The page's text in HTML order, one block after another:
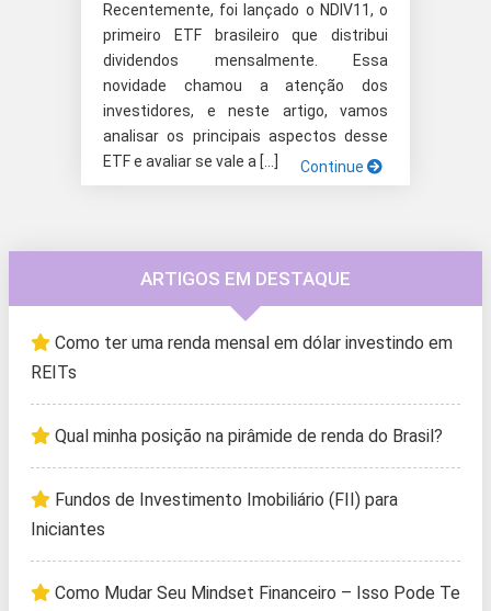
Recentemente, foi lançado o NDIV11, o
primeiro ETF brasileiro que distribui
dividendos mensalmente. Essa
novidade chamou a atenção dos
investidores, e neste artigo, vamos
analisar os principais aspectos desse
ETF e avaliar se vale a […]
Continue
ARTIGOS EM DESTAQUE
Como ter uma renda mensal em dólar investindo em
REITs
Qual minha posição na pirâmide de renda do Brasil?
Fundos de Investimento Imobiliário (FII) para
Iniciantes
Como Mudar Seu Mindset Financeiro – Isso Pode Te